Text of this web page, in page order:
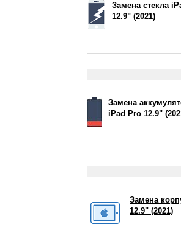
Замена стекла
12.9" (2021)
Замена
iPad Pro 12.9"
Замена
12.9" (2021)